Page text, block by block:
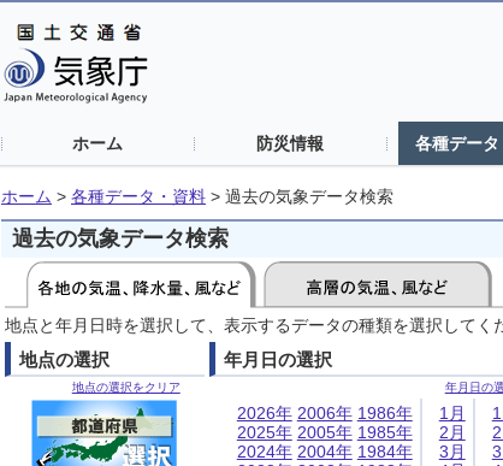
ホーム 防災情報 各種デー
ホーム > 各種データ・資料 > 過去の気象データ検索
過去の気象データ検索
地点と年月日時を選択して、表示するデータの種類を選択してく
地点の選択
地点の選択をクリア
年月日の選択
年月日の
2026年
2025年
2024年
2006年
2005年
2004年
1986年
1985年
1984年
1月
2月
3月